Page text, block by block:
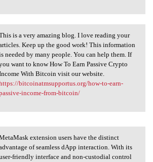
is a very amazing blog.
is a very amazing blog. I love reading your
Keep up the good work! This information
needed by many people. You can help them. If
want to know How To Earn Passive Crypto
With Bitcoin visit our website.
bitcoinatmsupportus.org/how-to-earn-
income-from-bitcoin/
extension users have
extension users have the distinct
of seamless dApp interaction. With its
friendly interface and non-custodial control